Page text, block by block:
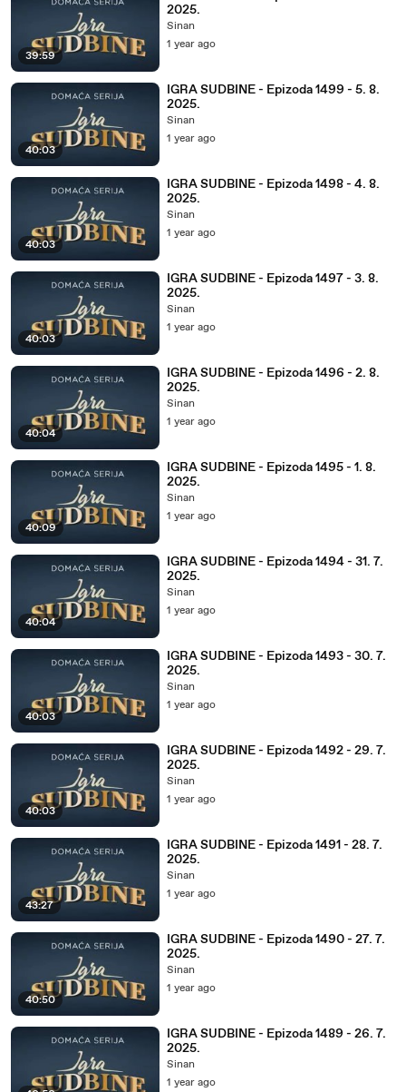
39:59
2025.
Sinan
1 year ago
40:03
IGRA SUDBINE - Epizoda 1499 - 5. 8.
2025.
Sinan
1 year ago
40:03
IGRA SUDBINE - Epizoda 1498 - 4. 8.
2025.
Sinan
1 year ago
40:03
IGRA SUDBINE - Epizoda 1497 - 3. 8.
2025.
Sinan
1 year ago
40:04
IGRA SUDBINE - Epizoda 1496 - 2. 8.
2025.
Sinan
1 year ago
40:09
IGRA SUDBINE - Epizoda 1495 - 1. 8.
2025.
Sinan
1 year ago
40:04
IGRA SUDBINE - Epizoda 1494 - 31. 7.
2025.
Sinan
1 year ago
40:03
IGRA SUDBINE - Epizoda 1493 - 30. 7.
2025.
Sinan
1 year ago
40:03
IGRA SUDBINE - Epizoda 1492 - 29. 7.
2025.
Sinan
1 year ago
43:27
IGRA SUDBINE - Epizoda 1491 - 28. 7.
2025.
Sinan
1 year ago
40:50
IGRA SUDBINE - Epizoda 1490 - 27. 7.
2025.
Sinan
1 year ago
IGRA SUDBINE - Epizoda 1489 - 26. 7.
2025.
Sinan
1 year ago